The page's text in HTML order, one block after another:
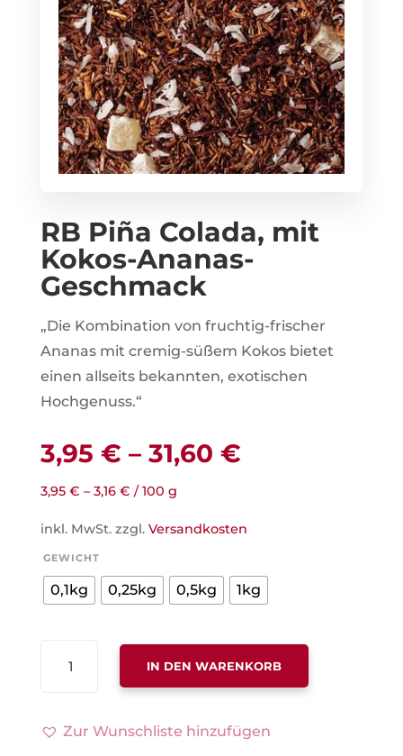
RB Piña Colada, mit
Kokos-Ananas-
Geschmack
„Die Kombination von fruchtig-frischer
Ananas mit cremig-süßem Kokos bietet
einen allseits bekannten, exotischen
Hochgenuss.“
3,95 € – 31,60 €
3,95 € –3,16 € / 100 g
inkl. MwSt. zzgl. Versandkosten
GEWICHT
0,1kg 0,25kg 0,5kg 1kg
IN DEN WARENKORB
Zur Wunschliste hinzufügen